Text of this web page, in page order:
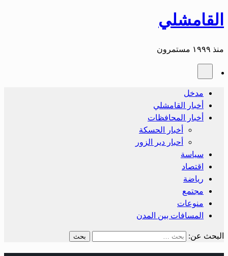
القامشلي
منذ ١٩٩٩ مستمرون
مدخل
أخبار القامشلي
أخبار المحافظات
أخبار الحسكة
أحبار دير الزور
سياسة
اقتصاد
رياضة
مجتمع
منوعات
المسافات بين المدن
البحث عن: